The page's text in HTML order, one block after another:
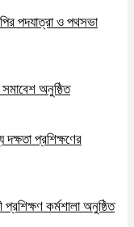
পদযাত্রা ও পথসভা
অনুষ্ঠিত
দক্ষতা প্রশিক্ষণের
কর্মশালা অনুষ্ঠিত